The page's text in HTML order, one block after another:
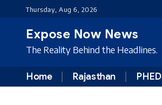
Thursday, Aug 6, 2026
Expose Now News
The Reality Behind the Headlines.
Home Rajasthan PHED